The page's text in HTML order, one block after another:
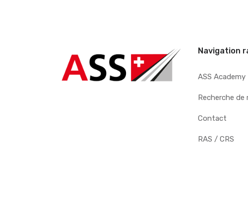
Navigation
ASS Academy
Recherche de
Contact
RAS / CRS